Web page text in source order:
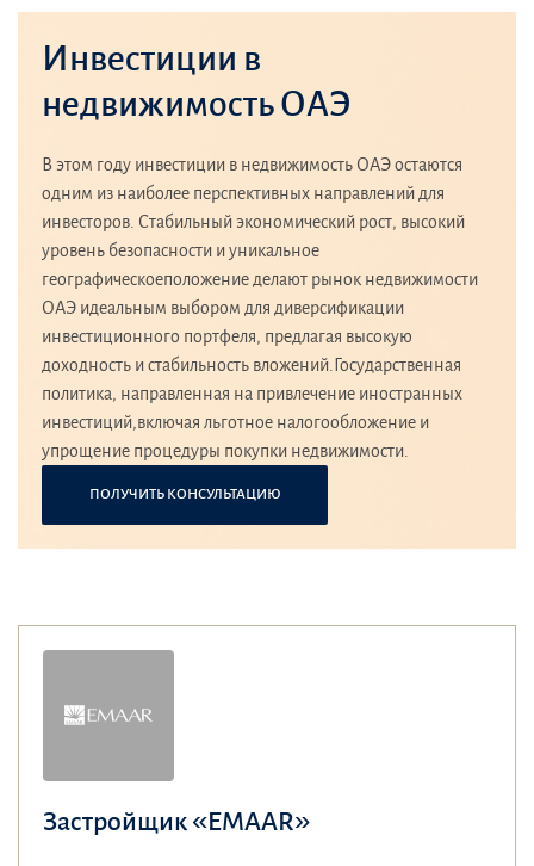
Инвестиции в
недвижимость ОАЭ
В этом году инвестиции в недвижимость ОАЭ остаются
одним из наиболее перспективных направлений для
инвесторов. Стабильный экономический рост, высокий
уровень безопасности и уникальное
географическоеположение делают рынок недвижимости
ОАЭ идеальным выбором для диверсификации
инвестиционного портфеля, предлагая высокую
доходность и стабильность вложений.Государственная
политика, направленная на привлечение иностранных
инвестиций,включая льготное налогообложение и
упрощение процедуры покупки недвижимости.
ПОЛУЧИТЬ КОНСУЛЬТАЦИЮ
Застройщик «EMAAR»